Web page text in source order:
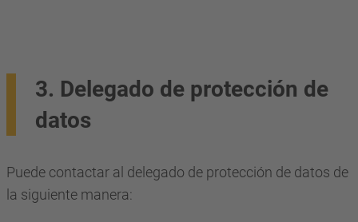
3. Delegado de protección de
datos
Puede contactar al delegado de protección de datos de
la siguiente manera: